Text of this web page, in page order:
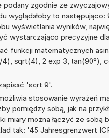
podany zgodnie ze
wyglądałoby to następująco:
wyświetlania wyników,
wystarczająco precyzyjne
funkcji matematycznych
4), sqrt(4), 2 exp 3, tan(90°),
'sqrt 9'.
stosowanie wyrażeń
pomiędzy sobą, jak na
miary można łączyć ze sobą
tak: '45 Jahresgrenzwert